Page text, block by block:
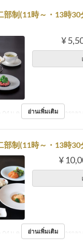
部制(11時～・13時
¥
ม.ค. มื้ออาหาร อาหารกลา
อ่านเพิ่มเติม
部制(11時～・13時
¥
ม.ค. มื้ออาหาร อาหารกลา
อ่านเพิ่มเติม